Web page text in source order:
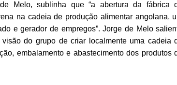
Melo, sublinha que “a abertura da fábrica
na cadeia de produção alimentar angolana,
e gerador de empregos”. Jorge de Melo
do grupo de criar localmente uma cadeia
embalamento e abastecimento dos produtos